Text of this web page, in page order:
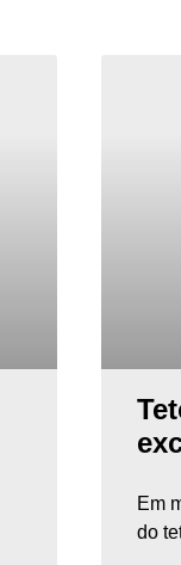
Em
do